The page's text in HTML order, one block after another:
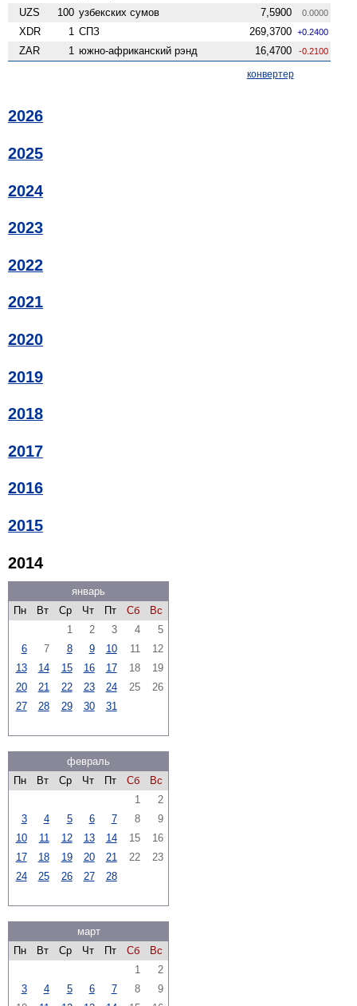
UZS 100 узбекских сумов 7,5900 0.0000
XDR 1 СПЗ 269,3700 +0.2400
ZAR 1 южно-африканский рэнд 16,4700 -0.2100
конвертер
2026
2025
2024
2023
2022
2021
2020
2019
2018
2017
2016
2015
2014
январь
Пн
Вт Ср Чт Пт Сб
Вс
1
2 3 4
5
6
7 8 9 10 11
12
13
14 15 16 17 18
19
20
21 22 23 24 25
26
27
28 29 30 31
февраль
Пн
Вт Ср Чт Пт Сб
Вс
1
2
3
4 5 6 7 8
9
10
11 12 13 14 15
16
17
18 19 20 21 22
23
24
25 26 27 28
март
Пн
Вт Ср Чт Пт Сб
Вс
1
2
3
4 5 6 7 8
9